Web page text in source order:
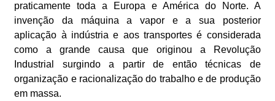
praticamente toda a Europa e América do Norte. A
invenção da máquina a vapor e a sua posterior
aplicação à indústria e aos transportes é considerada
como a grande causa que originou a Revolução
Industrial surgindo a partir de então técnicas de
organização e racionalização do trabalho e de produção
em massa.